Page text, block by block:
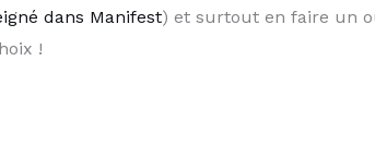
dans Manifest) et surtout en faire un
!